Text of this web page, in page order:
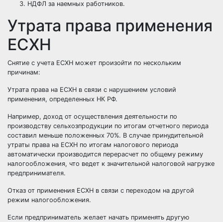
НДФЛ за наемных работников.
Утрата права применения
ЕСХН
Снятие с учета ЕСХН может произойти по нескольким
причинам:
Утрата права на ЕСХН в связи с нарушением условий
применения, определенных НК РФ.
Например, доход от осуществления деятельности по
производству сельхозпродукции по итогам отчетного периода
составил меньше положенных 70%. В случае принудительной
утраты права на ЕСХН по итогам налогового периода
автоматически производится перерасчет по общему режиму
налогообложения, что ведет к значительной налоговой нагрузке
предпринимателя.
Отказ от применения ЕСХН в связи с переходом на другой
режим налогообложения.
Если предприниматель желает начать применять другую